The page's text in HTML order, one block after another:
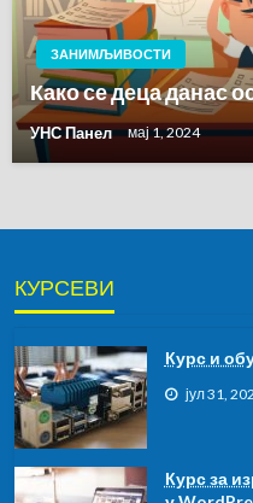
ЗАНИМЉИВОСТИ
Како се деца данас
УНС Панел мај 1, 2024
КУРСЕВИ
Курс и
јул 31,
Курс за